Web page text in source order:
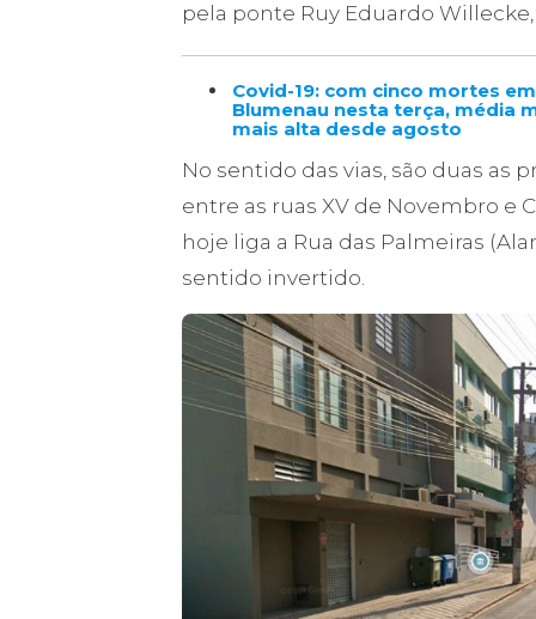
pela ponte Ruy Eduardo
Covid-19: com cinco mortes em
Blumenau nesta terça, média
mais alta desde agosto
No sentido das vias, são duas as
entre as ruas XV de Novembro e
hoje liga a Rua das Palmeiras
sentido invertido.